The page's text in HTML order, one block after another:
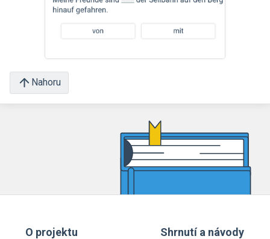
Nahoru
O projektu Shrnutí a návody